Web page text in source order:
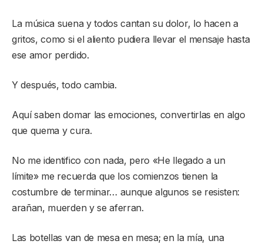
La música suena y todos cantan su dolor, lo hacen a
gritos, como si el aliento pudiera llevar el mensaje hasta
ese amor perdido.
Y después, todo cambia.
Aquí saben domar las emociones, convertirlas en algo
que quema y cura.
No me identifico con nada, pero «He llegado a un
límite» me recuerda que los comienzos tienen la
costumbre de terminar… aunque algunos se resisten:
arañan, muerden y se aferran.
Las botellas van de mesa en mesa; en la mía, una